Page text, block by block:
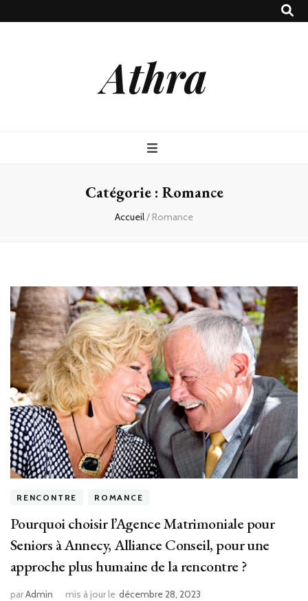
Athra
Catégorie : Romance
Accueil/ Romance
RENCONTRE ROMANCE
Pourquoi choisir l’Agence Matrimoniale pour
Seniors à Annecy, Alliance Conseil, pour une
approche plus humaine de la rencontre ?
parAdmin mis à jour le décembre 28, 2023